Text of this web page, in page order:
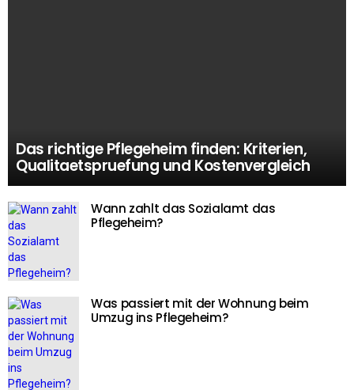
Das richtige Pflegeheim finden: Kriterien,
Qualitaetspruefung und Kostenvergleich
Wann zahlt das Sozialamt das
Pflegeheim?
Was passiert mit der Wohnung beim
Umzug ins Pflegeheim?